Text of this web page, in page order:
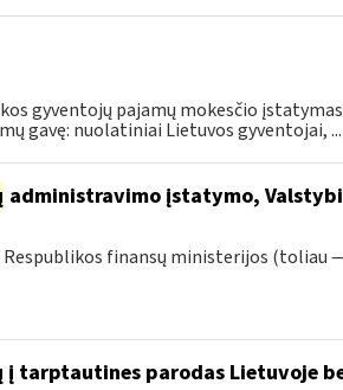
gyventojų pajamų mokesčio
gavę: nuolatiniai Lietuvos gyventojai, ...
administravimo įstatymo,
finansų ministerijos (toliau
tarptautines parodas Lietuvoje